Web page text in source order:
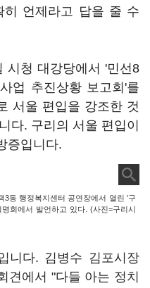
언제라고 답을 줄 수
시청 대강당에서 '민선8
업 추진상황 보고회'를
서울 편입을 강조한 것
다. 구리의 서울 편입이
증입니다.
3동 행정복지센터 공연장에서 열린 '구
회에서 발언하고 있다. (사진=구리시
니다. 김병수 김포시장
견에서 "다들 아는 정치